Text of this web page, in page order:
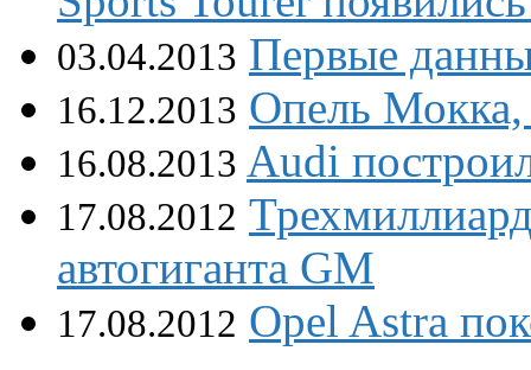
03.04.2013 Первые
16.12.2013 Опель Мокка,
16.08.2013 Audi
17.08.2012
автогиганта GM
17.08.2012 Opel Astra